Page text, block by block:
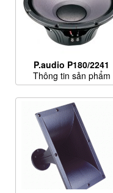
P.audio P180/2241
Thông tin sản phẩm